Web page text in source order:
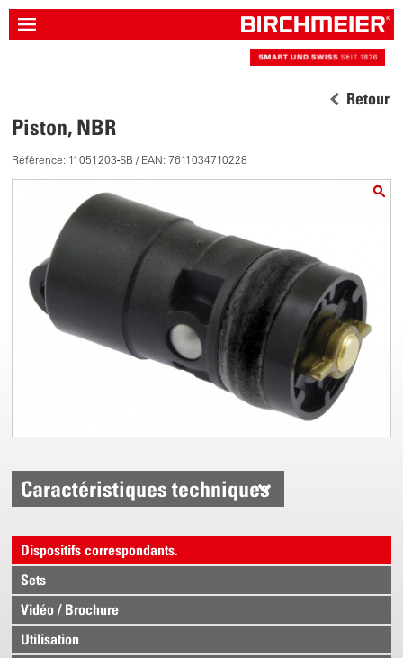
Retour
Piston, NBR
Référence: 11051203-SB / EAN: 7611034710228
Caractéristiques techniques
Dispositifs correspondants.
Sets
Vidéo / Brochure
Utilisation